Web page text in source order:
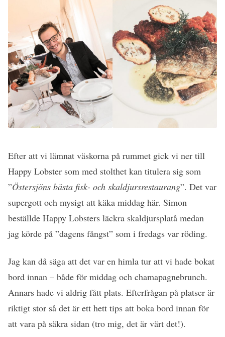
Efter att vi lämnat väskorna på rummet gick vi ner till
Happy Lobster som med stolthet kan titulera sig som
”Östersjöns bästa fisk- och skaldjursrestaurang”. Det var
supergott och mysigt att käka middag här. Simon
beställde Happy Lobsters läckra skaldjursplatå medan
jag körde på ”dagens fångst” som i fredags var röding.
Jag kan då säga att det var en himla tur att vi hade bokat
bord innan – både för middag och chamapagnebrunch.
Annars hade vi aldrig fått plats. Efterfrågan på platser är
riktigt stor så det är ett hett tips att boka bord innan för
att vara på säkra sidan (tro mig, det är värt det!).